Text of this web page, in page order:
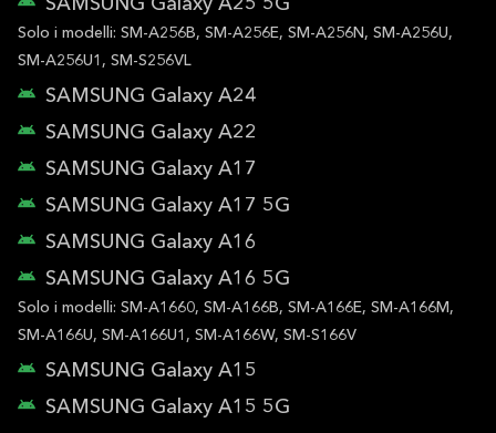
SAMSUNG Galaxy A25 5G
Solo i modelli: SM-A256B, SM-A256E, SM-A256N, SM-A256U,
SM-A256U1, SM-S256VL
SAMSUNG Galaxy A24
SAMSUNG Galaxy A22
SAMSUNG Galaxy A17
SAMSUNG Galaxy A17 5G
SAMSUNG Galaxy A16
SAMSUNG Galaxy A16 5G
Solo i modelli: SM-A1660, SM-A166B, SM-A166E, SM-A166M,
SM-A166U, SM-A166U1, SM-A166W, SM-S166V
SAMSUNG Galaxy A15
SAMSUNG Galaxy A15 5G